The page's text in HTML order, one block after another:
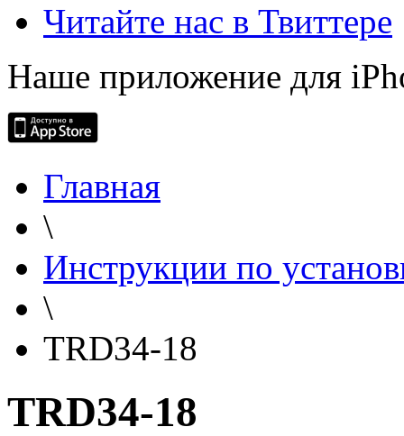
Читайте нас в Твиттере
Наше приложение для
Главная
\
Инструкции по
\
TRD34-18
TRD34-18